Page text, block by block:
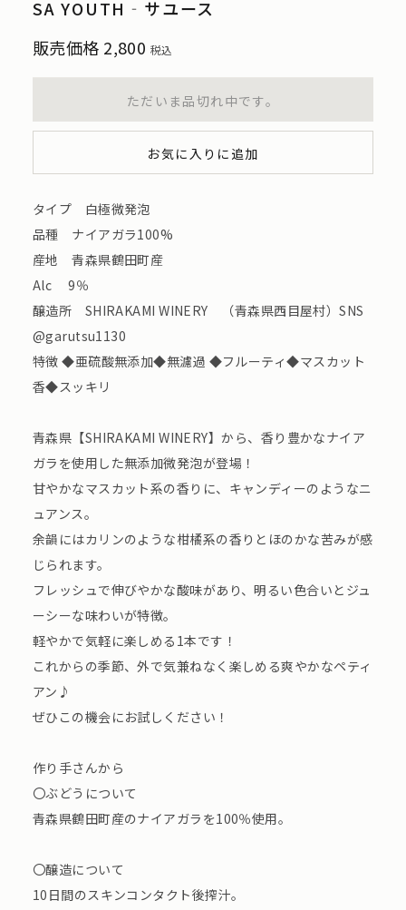
SA YOUTH‐サユース
販売価格 2,800 税込
ただいま品切れ中です。
お気に入りに追加
タイプ 白極微発泡
品種 ナイアガラ100%
産地 青森県鶴田町産
Alc 9％
醸造所 SHIRAKAMI WINERY （青森県西目屋村）SNS
@garutsu1130
特徴 ◆亜硫酸無添加◆無濾過 ◆フルーティ◆マスカット
香◆スッキリ
青森県【SHIRAKAMI WINERY】から、香り豊かなナイア
ガラを使用した無添加微発泡が登場！
甘やかなマスカット系の香りに、キャンディーのようなニ
ュアンス。
余韻にはカリンのような柑橘系の香りとほのかな苦みが感
じられます。
フレッシュで伸びやかな酸味があり、明るい色合いとジュ
ーシーな味わいが特徴。
軽やかで気軽に楽しめる1本です！
これからの季節、外で気兼ねなく楽しめる爽やかなペティ
アン♪
ぜひこの機会にお試しください！
作り手さんから
〇ぶどうについて
青森県鶴田町産のナイアガラを100％使用。
〇醸造について
10日間のスキンコンタクト後搾汁。